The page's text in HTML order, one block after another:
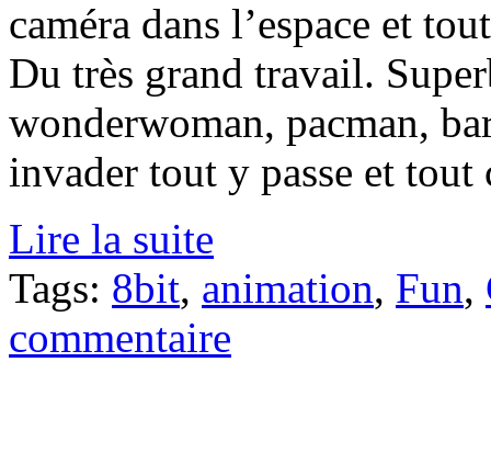
caméra dans l’espace et
Du très grand travail.
wonderwoman, pacman,
invader tout y passe et
Lire la suite
Tags: 8bit, animation, Fun,
commentaire